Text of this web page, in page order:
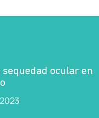
ocular en